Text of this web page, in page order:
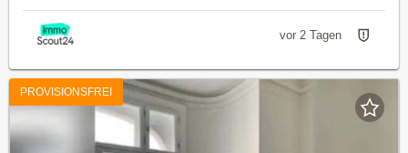
vor 2 Tagen
PROVISIONSFREI